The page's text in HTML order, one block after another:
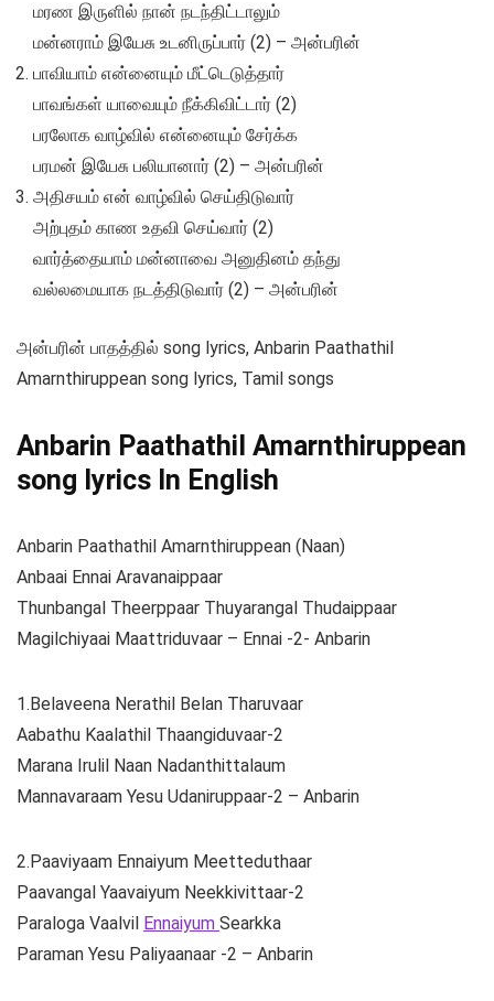
மரண இருளில் நான் நடந்திட்டாலும்
மன்னராம் இயேசு உடனிருப்பார் (2) – அன்பரின்
பாவியாம் என்னையும் மீட்டெடுத்தார்
பாவங்கள் யாவையும் நீக்கிவிட்டார் (2)
பரலோக வாழ்வில் என்னையும் சேர்க்க
பரமன் இயேசு பலியானார் (2) – அன்பரின்
அதிசயம் என் வாழ்வில் செய்திடுவார்
அற்புதம் காண உதவி செய்வார் (2)
வார்த்தையாம் மன்னாவை அனுதினம் தந்து
வல்லமையாக நடத்திடுவார் (2) – அன்பரின்
அன்பரின் பாதத்தில் song lyrics, Anbarin Paathathil
Amarnthiruppean song lyrics, Tamil songs
Anbarin Paathathil Amarnthiruppean
song lyrics In English
Anbarin Paathathil Amarnthiruppean (Naan)
Anbaai Ennai Aravanaippaar
Thunbangal Theerppaar Thuyarangal Thudaippaar
Magilchiyaai Maattriduvaar – Ennai -2- Anbarin
1.Belaveena Nerathil Belan Tharuvaar
Aabathu Kaalathil Thaangiduvaar-2
Marana Irulil Naan Nadanthittalaum
Mannavaraam Yesu Udaniruppaar-2 – Anbarin
2.Paaviyaam Ennaiyum Meetteduthaar
Paavangal Yaavaiyum Neekkivittaar-2
Paraloga Vaalvil Ennaiyum Searkka
Paraman Yesu Paliyaanaar -2 – Anbarin